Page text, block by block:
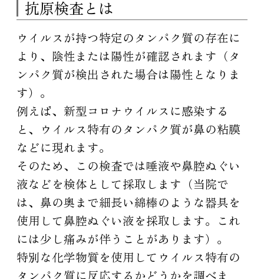
抗原検査とは
ウイルスが持つ特定のタンパク質の存在に
より、陰性または陽性が確認されます（タ
ンパク質が検出された場合は陽性となりま
す）。
例えば、新型コロナウイルスに感染する
と、ウイルス特有のタンパク質が鼻の粘膜
などに現れます。
そのため、この検査では唾液や鼻腔ぬぐい
液などを検体として採取します（当院で
は、鼻の奥まで細長い綿棒のような器具を
使用して鼻腔ぬぐい液を採取します。これ
には少し痛みが伴うことがあります）。
特別な化学物質を使用してウイルス特有の
タンパク質に反応するかどうかを調べま